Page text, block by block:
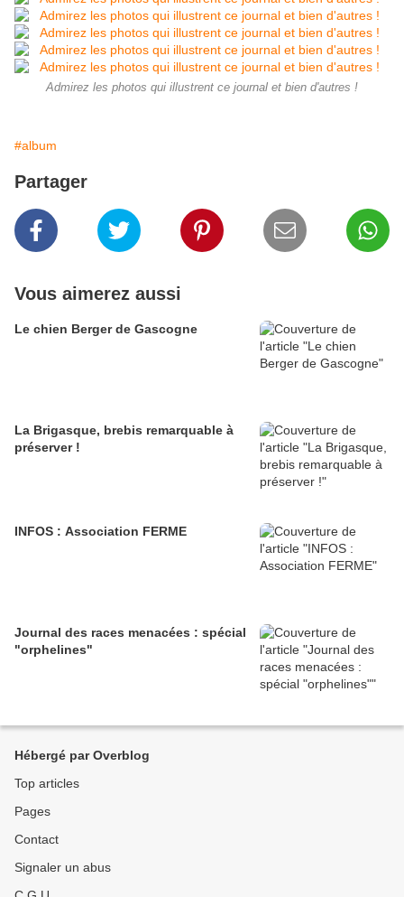
Admirez les photos qui illustrent ce journal et bien d'autres !
#album
Partager
Vous aimerez aussi
Le chien Berger de Gascogne
La Brigasque, brebis remarquable à
préserver !
INFOS : Association FERME
Journal des races menacées : spécial
"orphelines"
Hébergé par Overblog
Top articles
Pages
Contact
Signaler un abus